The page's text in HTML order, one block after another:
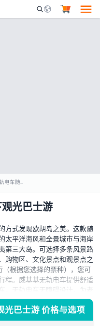
Mobile Search
威基基无轨电车随上随下观光巴士游
光巴士游
方式发现欧胡岛之美。这款随
太平洋海风和全景城市与海岸
第三大岛。可选择多条风景路
购物区、文化景点和观景点之
根据您选择的票种），您可
程。威基基无轨电车提供舒适
。无轨电车无障碍设计，为老
大多数路线完整环路约需1至2
向司机出示手机验票即可开始
迹或娱乐中心，威基基无轨电
光巴士游 价格与选项